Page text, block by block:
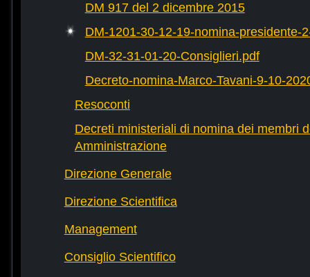
DM 917 del 2 dicembre 2015
DM-1201-30-12-19-nomina-presidente-
DM-32-31-01-20-Consiglieri.pdf
Decreto-nomina-Marco-Tavani-9-10-
Resoconti
Decreti ministeriali di nomina dei membri
Amministrazione
Direzione Generale
Direzione Scientifica
Management
Consiglio Scientifico